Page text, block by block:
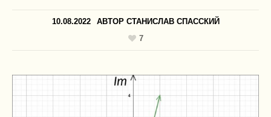
10.08.2022 АВТОР СТАНИСЛАВ СПАССКИЙ
7